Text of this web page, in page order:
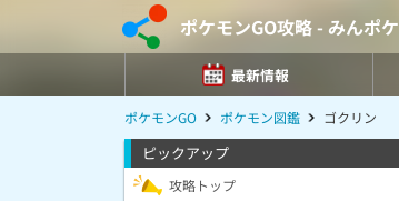
ポケモンGO攻略 - みんポケ
最新情報
ポケモンGO ポケモン図鑑 ゴクリン
ピックアップ
攻略トップ